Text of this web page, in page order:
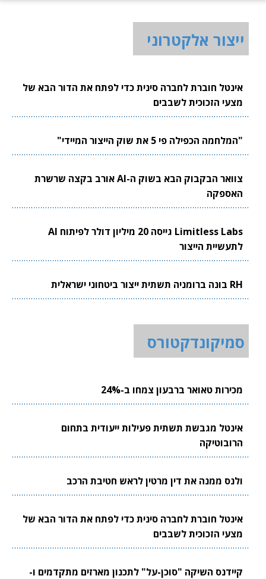
ייצור אלקטרוני
אינטל חוברת לחברה סינית כדי לפתח את הדור הבא של
מצעי הזכוכית לשבבים
"המלחמה הכפילה פי 5 את שוק הייצור המיידי"
צוואר הבקבוק הבא בשוק ה-AI אורב בקצה שרשרת
האספקה
Limitless Labs גייסה 20 מיליון דולר לפיתוח AI
לתעשיית הייצור
RH בונה ברומניה תשתית ייצור ביטחוני ישראלית
סמיקונדקטורס
מכירות טאואר ברבעון צמחו ב-24%
אינטל מגבשת תשתית פעילות ייעודית בתחום
הרובוטיקה
ולנס ממנה את דין מרטין לראש חטיבת הרכב
אינטל חוברת לחברה סינית כדי לפתח את הדור הבא של
מצעי הזכוכית לשבבים
קיידנס השיקה "סוכן-על" לתכנון מארזים מתקדמים ו-